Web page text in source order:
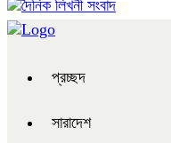
প্রচ্ছদ
সারাদেশ